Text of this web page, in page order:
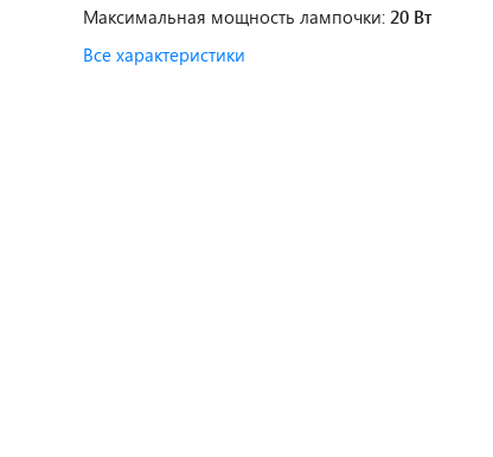
Максимальная мощность лампочки: 20 Вт
Все характеристики